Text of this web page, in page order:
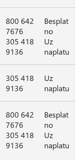
800 642
7676
305 418
9136
Besplat
no
Uz
naplatu
305 418
9136
Uz
naplatu
800 642
7676
305 418
9136
Besplat
no
Uz
naplatu